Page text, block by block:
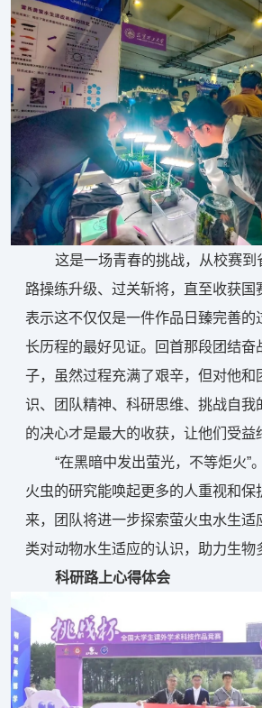
这是一场青春的挑战，从校赛到
路操练升级、过关斩将，直至收获国
表示这不仅仅是一件作品日臻完善的
长历程的最好见证。回首那段团结奋
子，虽然过程充满了艰辛，但对他和
识、团队精神、科研思维、挑战自我
的决心才是最大的收获，让他们受益
“在黑暗中发出萤光，不等炬火”
火虫的研究能唤起更多的人重视和保
来，团队将进一步探索萤火虫水生适
类对动物水生适应的认识，助力生物
科研路上心得体会